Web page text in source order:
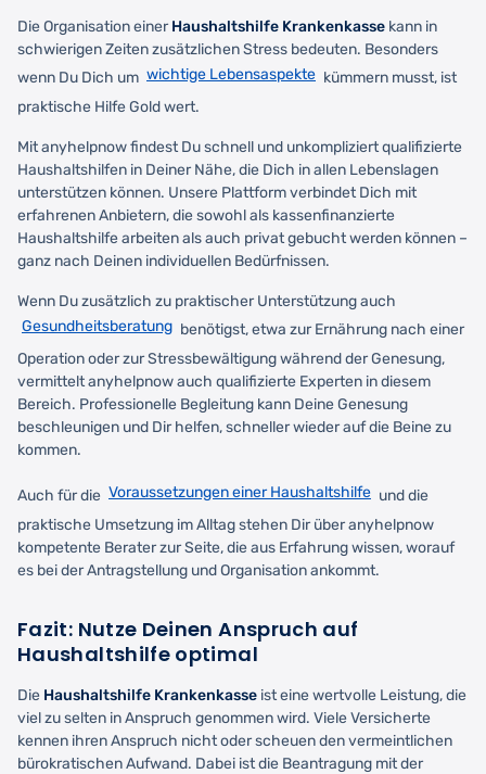
Die Organisation einerHaushaltshilfe Krankenkasse kann in
schwierigen Zeiten zusätzlichen Stress bedeuten. Besonders
wenn Du Dich um wichtige Lebensaspekte kümmern musst, ist
praktische Hilfe Gold wert.
Mit anyhelpnow findest Du schnell und unkompliziert qualifizierte
Haushaltshilfen in Deiner Nähe, die Dich in allen Lebenslagen
unterstützen können. Unsere Plattform verbindet Dich mit
erfahrenen Anbietern, die sowohl als kassenfinanzierte
Haushaltshilfe arbeiten als auch privat gebucht werden können –
ganz nach Deinen individuellen Bedürfnissen.
Wenn Du zusätzlich zu praktischer Unterstützung auch
Gesundheitsberatung benötigst, etwa zur Ernährung nach einer
Operation oder zur Stressbewältigung während der Genesung,
vermittelt anyhelpnow auch qualifizierte Experten in diesem
Bereich. Professionelle Begleitung kann Deine Genesung
beschleunigen und Dir helfen, schneller wieder auf die Beine zu
kommen.
Auch für die Voraussetzungen einer Haushaltshilfe und die
praktische Umsetzung im Alltag stehen Dir über anyhelpnow
kompetente Berater zur Seite, die aus Erfahrung wissen, worauf
es bei der Antragstellung und Organisation ankommt.
Fazit: Nutze Deinen Anspruch auf
Haushaltshilfe optimal
Die Haushaltshilfe Krankenkasse ist eine wertvolle Leistung, die
viel zu selten in Anspruch genommen wird. Viele Versicherte
kennen ihren Anspruch nicht oder scheuen den vermeintlichen
bürokratischen Aufwand. Dabei ist die Beantragung mit der